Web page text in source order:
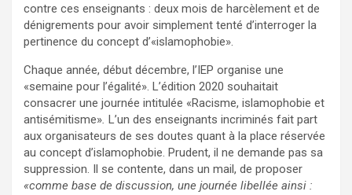
contre ces enseignants : deux mois de harcèlement et de
dénigrements pour avoir simplement tenté d’interroger la
pertinence du concept d’«islamophobie».
Chaque année, début décembre, l’IEP organise une
«semaine pour l’égalité». L’édition 2020 souhaitait
consacrer une journée intitulée «Racisme, islamophobie et
antisémitisme». L’un des enseignants incriminés fait part
aux organisateurs de ses doutes quant à la place réservée
au concept d’islamophobie. Prudent, il ne demande pas sa
suppression. Il se contente, dans un mail, de proposer
«comme base de discussion, une journée libellée ainsi :